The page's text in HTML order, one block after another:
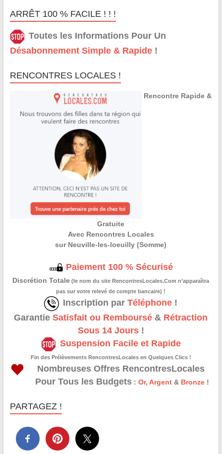
ARRÊT 100 % FACILE ! ! !
Toutes les Informations Pour Un
Désabonnement Simple & Rapide!
RENCONTRES LOCALES !
Rencontre Rapide &
Gratuite
Avec Rencontres Locales
sur Neuville-les-loeuilly (Somme)
Paiement 100 % Sécurisé
Discrétion Totale (le nom du site RencontresLocales.Com n’apparaîtra
pas sur votre relevé de compte bancaire) !
Inscription parTéléphone !
GarantieSatisfait ou Remboursé & Rétraction
Sous 14 Jours!
Suspension Facile et Rapide
Fin des Prélèvements RencontresLocales en Quelques Clics !
Nombreuses Offres RencontresLocales
Pour Tous les Budgets: Or, Argent& Bronze!
PARTAGEZ !